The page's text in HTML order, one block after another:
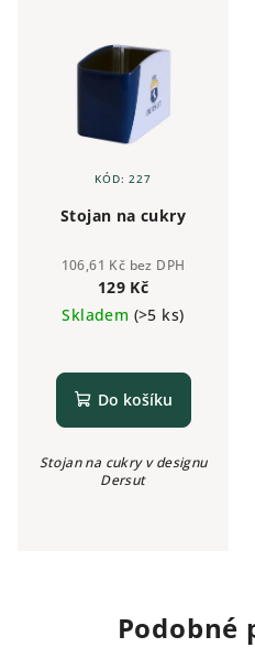
Stojan na cukry
106,61 Kč bez DPH
129 Kč
Skladem (>5 ks)
Do košíku
Stojan na cukry v designu
Dersut
KÓD:227
Podobné